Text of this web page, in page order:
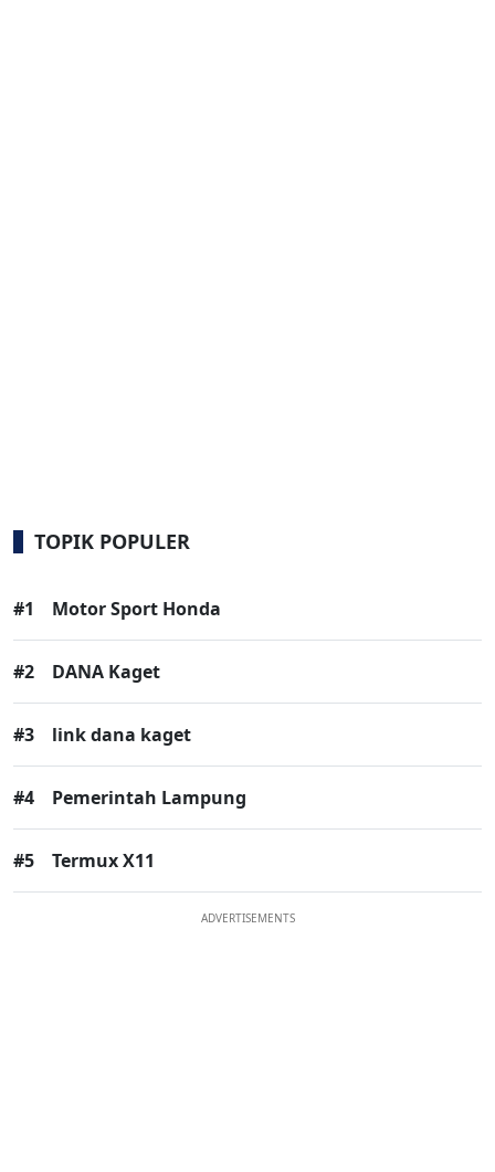
TOPIK POPULER
#1 Motor Sport Honda
#2 DANA Kaget
#3 link dana kaget
#4 Pemerintah Lampung
#5 Termux X11
ADVERTISEMENTS